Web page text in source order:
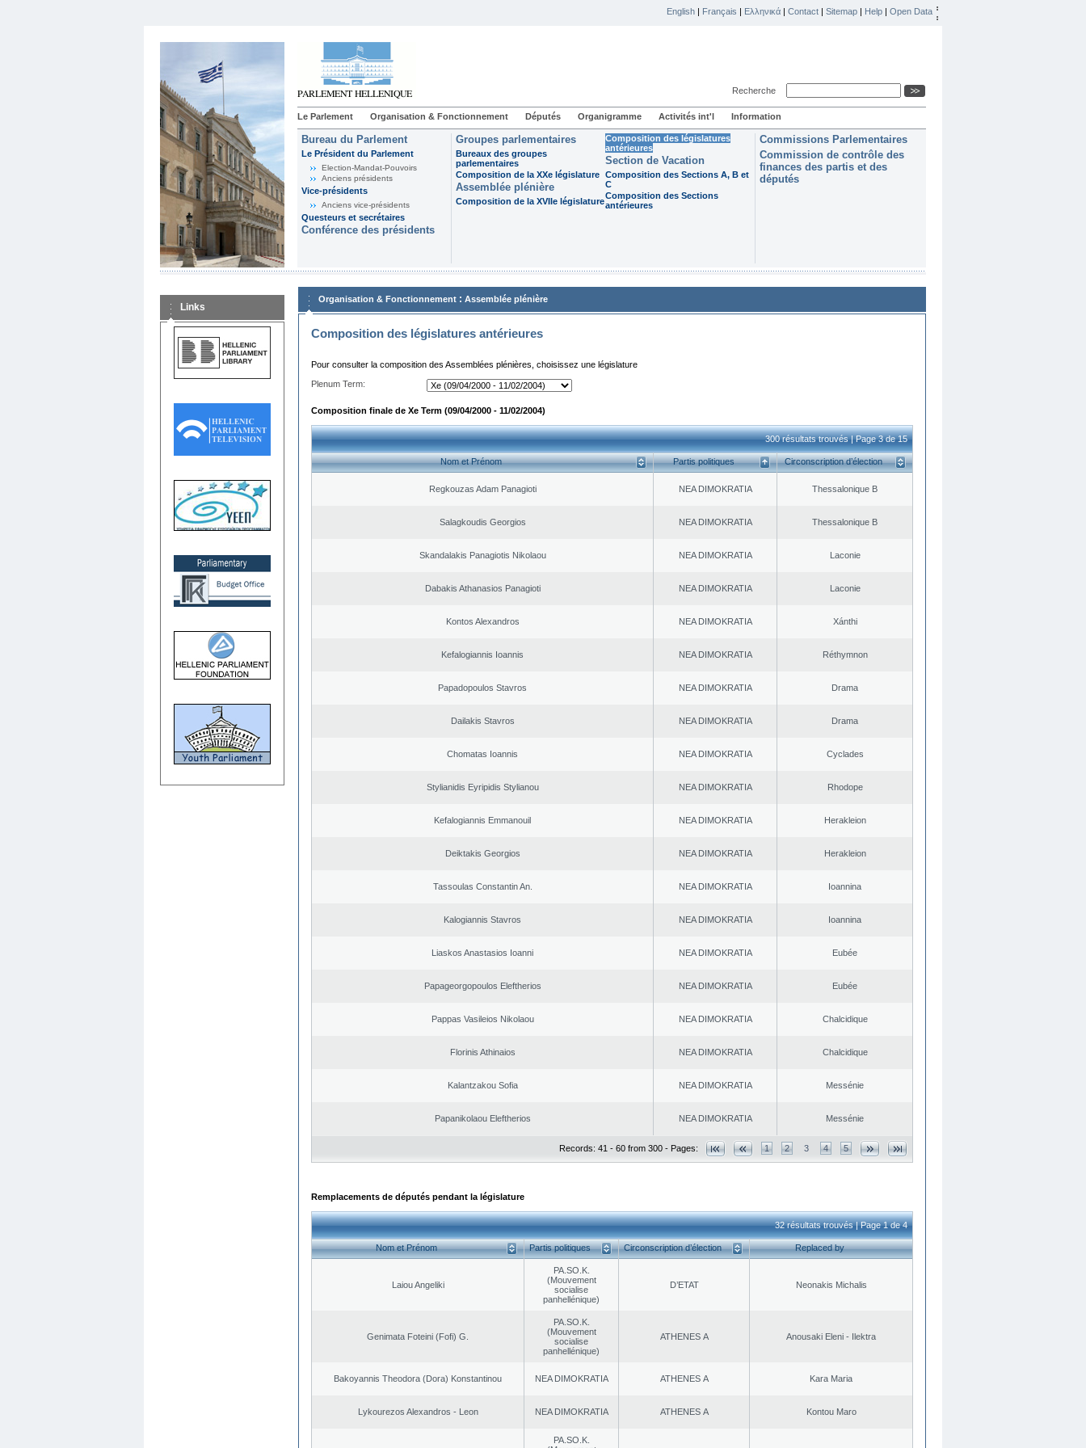
English | Français | Ελληνικά | Contact | Sitemap | Help | Open Data
Recherche
Le Parlement Organisation & Fonctionnement Députés Organigramme Activités int'l Information
Bureau du Parlement
Le Président du Parlement
Election-Mandat-Pouvoirs
Anciens présidents
Vice-présidents
Anciens vice-présidents
Questeurs et secrétaires
Conférence des présidents
Groupes parlementaires
Bureaux des groupes
parlementaires
Composition de la XXe législature
Assemblée plénière
Composition de la XVIIe législature
Composition des législatures
antérieures
Section de Vacation
Composition des Sections A, B et
C
Composition des Sections
antérieures
Commissions Parlementaires
Commission de contrôle des
finances des partis et des
députés
Links
Organisation & Fonctionnement : Assemblée plénière
Composition des législatures antérieures
Pour consulter la composition des Assemblées plénières, choisissez une législature
Plenum Term:
Composition finale de Xe Term (09/04/2000 - 11/02/2004)
300 résultats trouvés | Page 3 de 15
Nom et Prénom Partis politiques Circonscription d’élection
Regkouzas Adam Panagioti NEA DΙMOKRATIA Thessalonique B
Salagkoudis Georgios NEA DΙMOKRATIA Thessalonique B
Skandalakis Panagiotis Nikolaou NEA DΙMOKRATIA Laconie
Dabakis Athanasios Panagioti NEA DΙMOKRATIA Laconie
Kontos Alexandros NEA DΙMOKRATIA Xánthi
Kefalogiannis Ioannis NEA DΙMOKRATIA Réthymnon
Papadopoulos Stavros NEA DΙMOKRATIA Drama
Dailakis Stavros NEA DΙMOKRATIA Drama
Chomatas Ioannis NEA DΙMOKRATIA Cyclades
Stylianidis Eyripidis Stylianou NEA DΙMOKRATIA Rhodope
Kefalogiannis Emmanouil NEA DΙMOKRATIA Herakleion
Deiktakis Georgios NEA DΙMOKRATIA Herakleion
Tassoulas Constantin An. NEA DΙMOKRATIA Ioannina
Kalogiannis Stavros NEA DΙMOKRATIA Ioannina
Liaskos Anastasios Ioanni NEA DΙMOKRATIA Eubée
Papageorgopoulos Eleftherios NEA DΙMOKRATIA Eubée
Pappas Vasileios Nikolaou NEA DΙMOKRATIA Chalcidique
Florinis Athinaios NEA DΙMOKRATIA Chalcidique
Kalantzakou Sofia NEA DΙMOKRATIA Messénie
Papanikolaou Eleftherios NEA DΙMOKRATIA Messénie
Records: 41 - 60 from 300 - Pages: 1 2 3 4 5
Remplacements de députés pendant la législature
32 résultats trouvés | Page 1 de 4
Nom et Prénom Partis politiques Circonscription d’élection Replaced by
Laiou Angeliki
PA.SO.K.
(Mouvement
socialise
panhellénique)
D’ETAT Neonakis Michalis
Genimata Foteini (Fofi) G.
PA.SO.K.
(Mouvement
socialise
panhellénique)
ATHENES Α Anousaki Eleni - Ilektra
Bakoyannis Theodora (Dora) Konstantinou NEA DΙMOKRATIA ATHENES Α Kara Maria
Lykourezos Alexandros - Leon NEA DΙMOKRATIA ATHENES Α Kontou Maro
PA.SO.K.